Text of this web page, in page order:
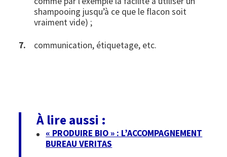
shampooing jusqu’à ce que le flacon soit
vraiment vide) ;
communication, étiquetage, etc.
À lire aussi :
« PRODUIRE BIO » : L’ACCOMPAGNEMENT
BUREAU VERITAS